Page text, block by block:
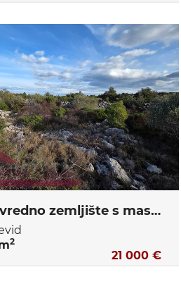
Poljoprivredno zemljište s maslinikom, Sevid
2
21 000 €